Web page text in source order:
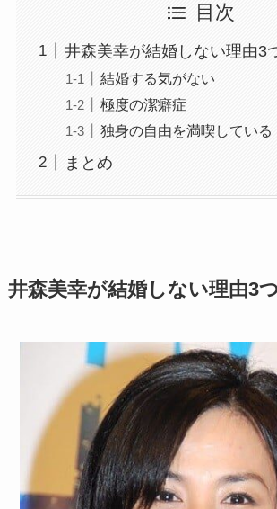
目次
井森美幸が結婚しない理由3
結婚する気がない
極度の潔癖症
独身の自由を満喫している
まとめ
井森美幸が結婚しない理由3つ